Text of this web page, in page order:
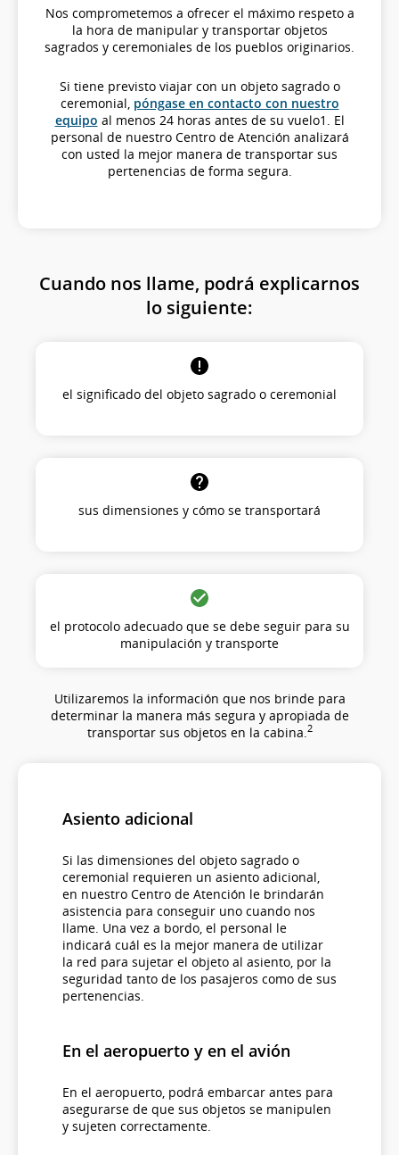
Nos comprometemos a ofrecer el máximo respeto a
la hora de manipular y transportar objetos
sagrados y ceremoniales de los pueblos originarios.
Si tiene previsto viajar con un objeto sagrado o
ceremonial, póngase en contacto con nuestro
equipo al menos 24 horas antes de su vuelo1. El
personal de nuestro Centro de Atención analizará
con usted la mejor manera de transportar sus
pertenencias de forma segura.
Cuando nos llame, podrá explicarnos
lo siguiente:
el significado del objeto sagrado o ceremonial
sus dimensiones y cómo se transportará
el protocolo adecuado que se debe seguir para su
manipulación y transporte
Utilizaremos la información que nos brinde para
determinar la manera más segura y apropiada de
transportar sus objetos en la cabina.2
Asiento adicional
Si las dimensiones del objeto sagrado o
ceremonial requieren un asiento adicional,
en nuestro Centro de Atención le brindarán
asistencia para conseguir uno cuando nos
llame. Una vez a bordo, el personal le
indicará cuál es la mejor manera de utilizar
la red para sujetar el objeto al asiento, por la
seguridad tanto de los pasajeros como de sus
pertenencias.
En el aeropuerto y en el avión
En el aeropuerto, podrá embarcar antes para
asegurarse de que sus objetos se manipulen
y sujeten correctamente.